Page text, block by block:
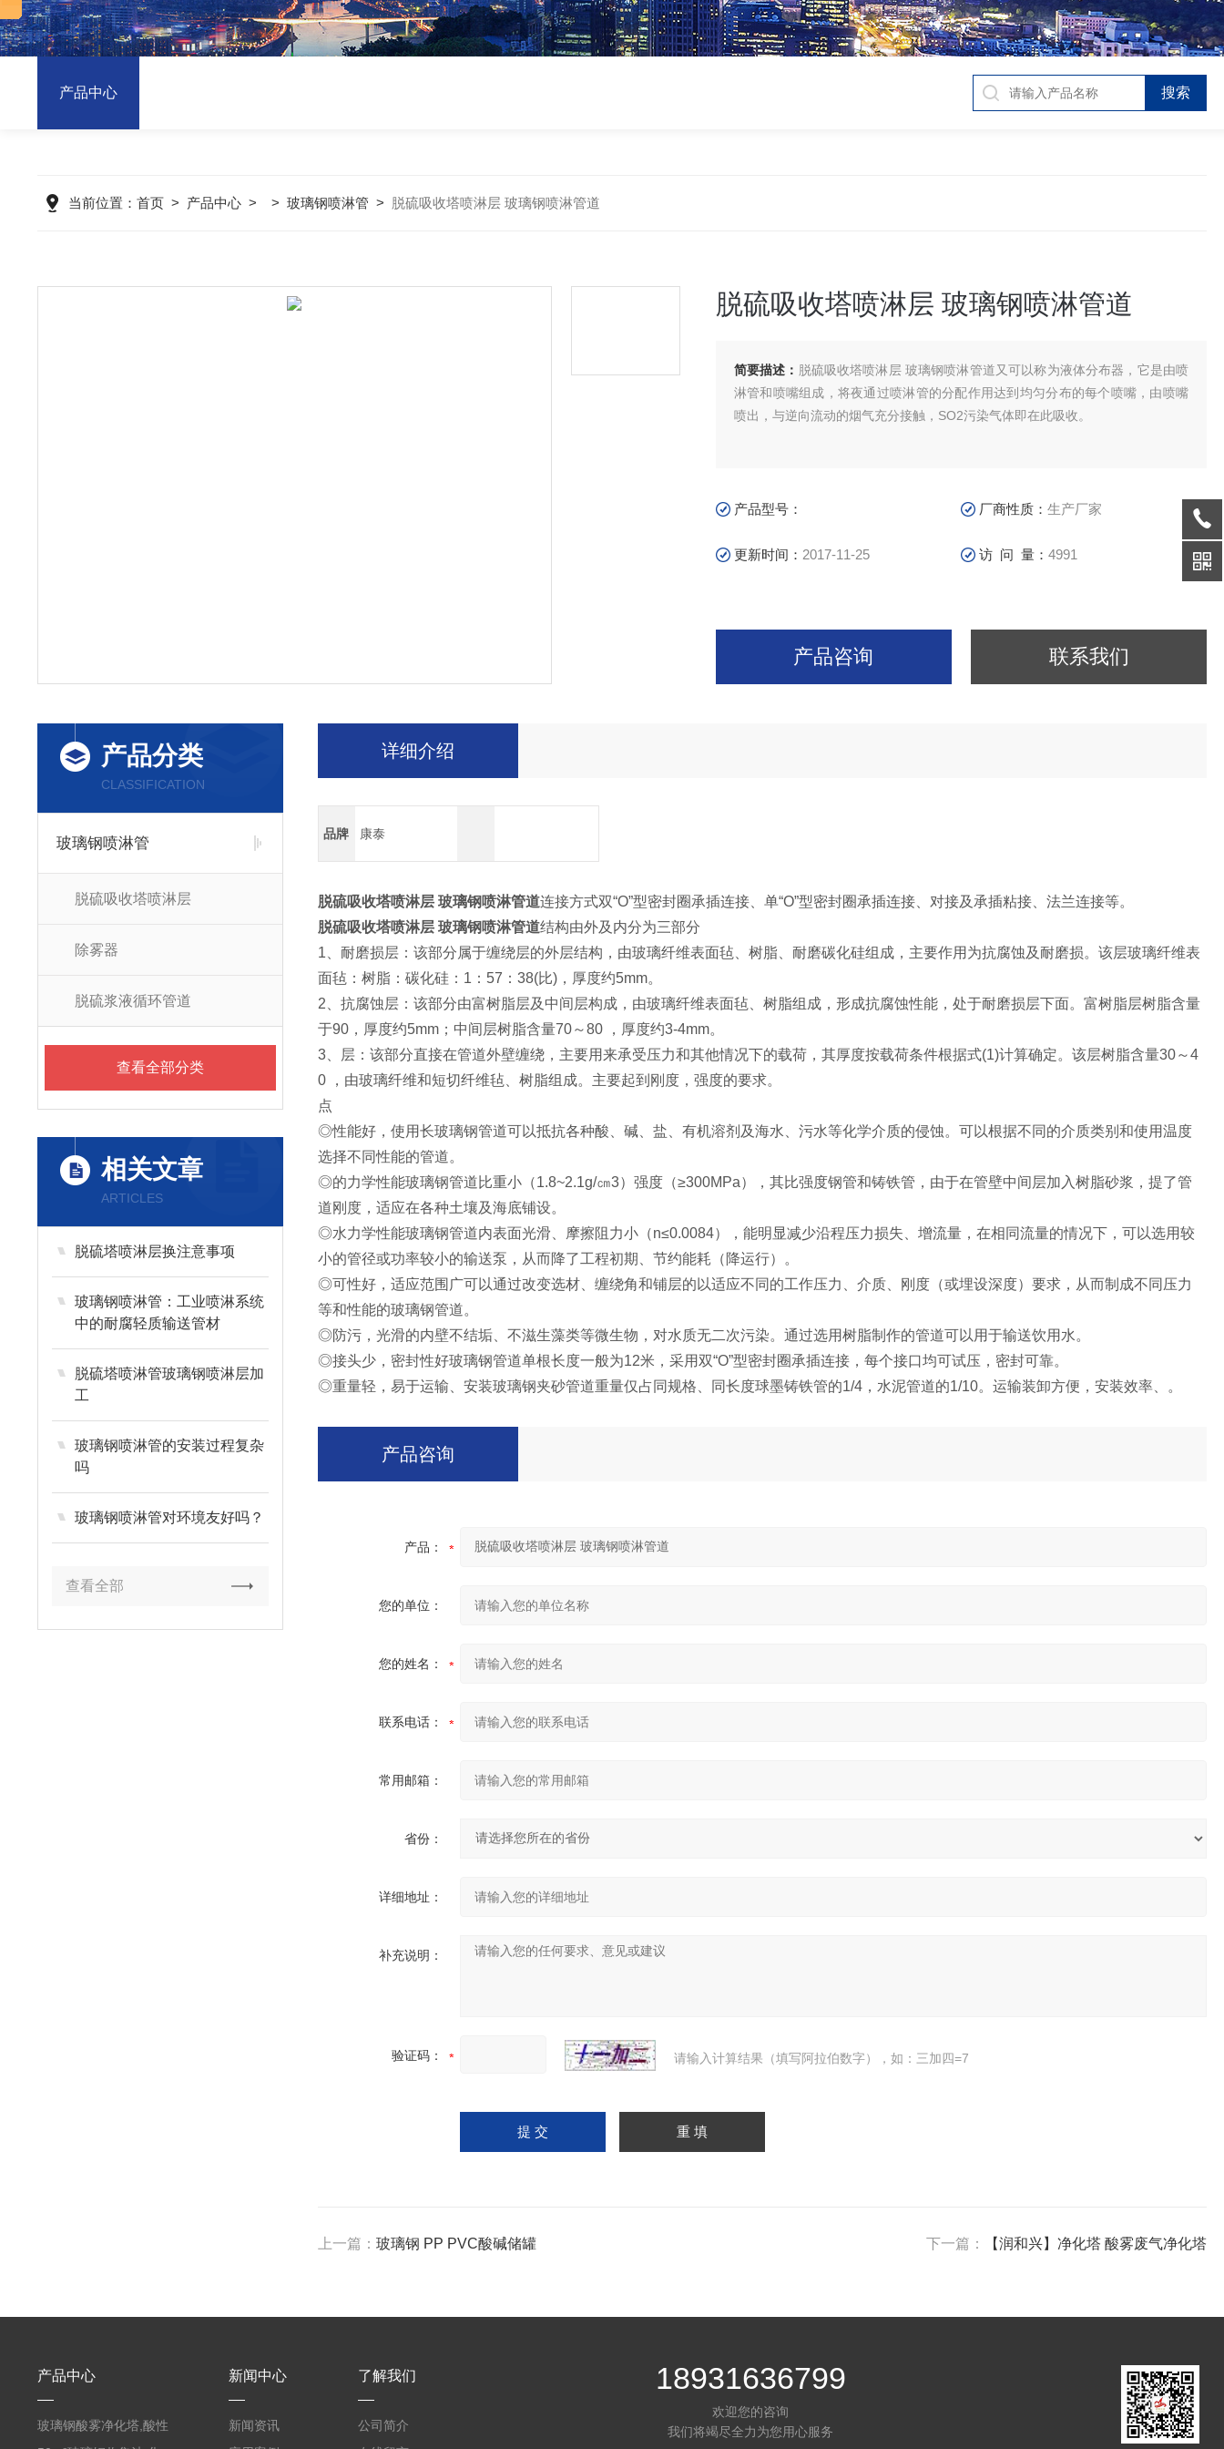
产品中心
当前位置： 首页> 产品中心> > 玻璃钢喷淋管 > 脱硫吸收塔喷淋层 玻璃钢喷淋管道
脱硫吸收塔喷淋层 玻璃钢喷淋管道
简要描述： 脱硫吸收塔喷淋层 玻璃钢喷淋管道又可以称为液体分布器，它是由喷
淋管和喷嘴组成，将夜通过喷淋管的分配作用达到均匀分布的每个喷嘴，由喷嘴
喷出，与逆向流动的烟气充分接触，SO2污染气体即在此吸收。
产品型号： 厂商性质：生产厂家
更新时间： 2017-11-25 访 问 量：4991
产品咨询 联系我们
产品分类
CLASSIFICATION
玻璃钢喷淋管
脱硫吸收塔喷淋层
除雾器
脱硫浆液循环管道
查看全部分类
相关文章
ARTICLES
脱硫塔喷淋层换注意事项
玻璃钢喷淋管：工业喷淋系统
中的耐腐轻质输送管材
脱硫塔喷淋管玻璃钢喷淋层加
工
玻璃钢喷淋管的安装过程复杂
吗
玻璃钢喷淋管对环境友好吗？
查看全部
详细介绍
品牌 康泰
脱硫吸收塔喷淋层 玻璃钢喷淋管道连接方式双“O”型密封圈承插连接、单“O”型密封圈承插连接、对接及承插粘接、法兰连接等。
脱硫吸收塔喷淋层 玻璃钢喷淋管道结构由外及内分为三部分
1、耐磨损层：该部分属于缠绕层的外层结构，由玻璃纤维表面毡、树脂、耐磨碳化硅组成，主要作用为抗腐蚀及耐磨损。该层玻璃纤维表
面毡：树脂：碳化硅：1：57：38(比)，厚度约5mm。
2、抗腐蚀层：该部分由富树脂层及中间层构成，由玻璃纤维表面毡、树脂组成，形成抗腐蚀性能，处于耐磨损层下面。富树脂层树脂含量
于90，厚度约5mm；中间层树脂含量70～80 ，厚度约3-4mm。
3、层：该部分直接在管道外壁缠绕，主要用来承受压力和其他情况下的载荷，其厚度按载荷条件根据式(1)计算确定。该层树脂含量30～4
0 ，由玻璃纤维和短切纤维毡、树脂组成。主要起到刚度，强度的要求。
点
◎性能好，使用长玻璃钢管道可以抵抗各种酸、碱、盐、有机溶剂及海水、污水等化学介质的侵蚀。可以根据不同的介质类别和使用温度
选择不同性能的管道。
◎的力学性能玻璃钢管道比重小（1.8~2.1g/㎝3）强度（≥300MPa），其比强度钢管和铸铁管，由于在管壁中间层加入树脂砂浆，提了管
道刚度，适应在各种土壤及海底铺设。
◎水力学性能玻璃钢管道内表面光滑、摩擦阻力小（n≤0.0084），能明显减少沿程压力损失、增流量，在相同流量的情况下，可以选用较
小的管径或功率较小的输送泵，从而降了工程初期、节约能耗（降运行）。
◎可性好，适应范围广可以通过改变选材、缠绕角和铺层的以适应不同的工作压力、介质、刚度（或埋设深度）要求，从而制成不同压力
等和性能的玻璃钢管道。
◎防污，光滑的内壁不结垢、不滋生藻类等微生物，对水质无二次污染。通过选用树脂制作的管道可以用于输送饮用水。
◎接头少，密封性好玻璃钢管道单根长度一般为12米，采用双“O”型密封圈承插连接，每个接口均可试压，密封可靠。
◎重量轻，易于运输、安装玻璃钢夹砂管道重量仅占同规格、同长度球墨铸铁管的1/4，水泥管道的1/10。运输装卸方便，安装效率、。
产品咨询
产品：
您的单位：
您的姓名：
联系电话：
常用邮箱：
省份：
详细地址：
补充说明：
验证码： 请输入计算结果（填写阿拉伯数字），如：三加四=7
上一篇：玻璃钢 PP PVC酸碱储罐 下一篇： 【润和兴】净化塔 酸雾废气净化塔
产品中心
玻璃钢酸雾净化塔,酸性
新闻中心
新闻资讯
了解我们
公司简介
18931636799
欢迎您的咨询
我们将竭尽全力为您用心服务